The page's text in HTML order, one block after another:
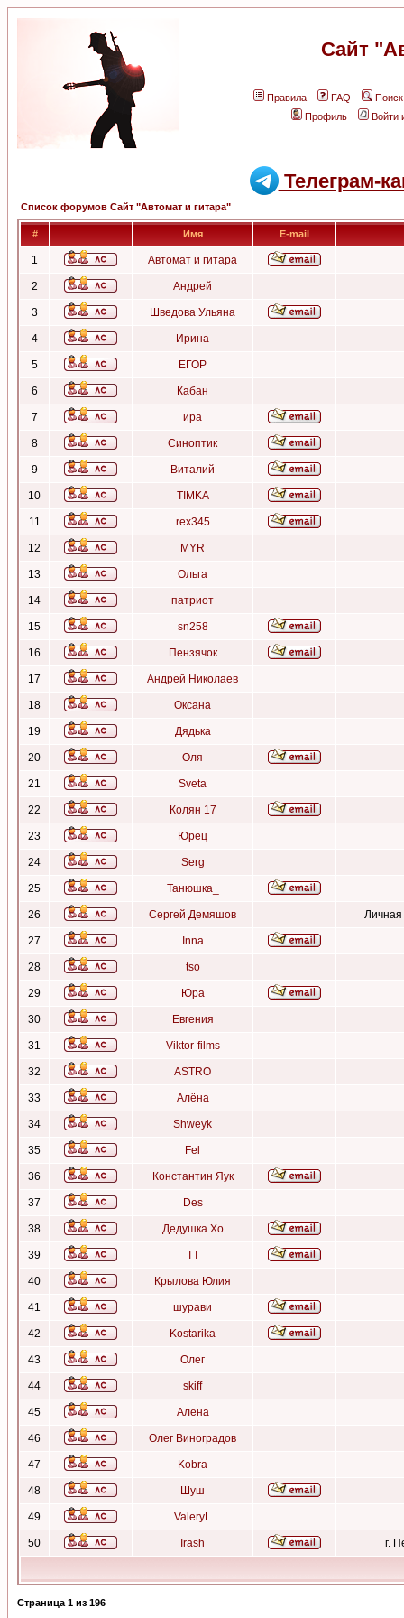
Сайт
Правила FAQ
Поиск
Профиль
Войти
Телеграм-
Список форумов Сайт "Автомат и гитара"
# Имя E-mail
1 Автомат и гитара
2 Андрей
3 Шведова Ульяна
4 Ирина
5 ЕГОР
6 Кабан
7 ира
8 Синоптик
9 Виталий
10 TIMKA
11 rex345
12 MYR
13 Ольга
14 патриот
15 sn258
16 Пензячок
17 Андрей Николаев
18 Оксана
19 Дядька
20 Оля
21 Sveta
22 Колян 17
23 Юрец
24 Serg
25 Танюшка_
26 Сергей Демяшов Личная
27 Inna
28 tso
29 Юра
30 Евгения
31 Viktor-films
32 ASTRO
33 Алёна
34 Shweyk
35 Fel
36 Константин Яук
37 Des
38 Дедушка Хо
39 ТТ
40 Крылова Юлия
41 шурави
42 Kostarika
43 Олег
44 skiff
45 Алена
46 Олег Виноградов
47 Kobra
48 Шуш
49 ValeryL
50 Irash г.
Страница 1 из 196